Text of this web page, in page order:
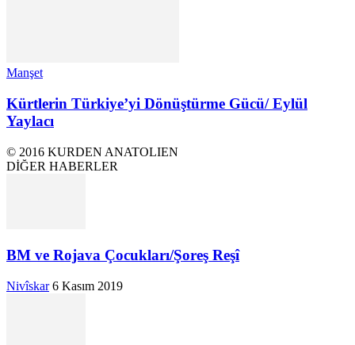
Manşet
Kürtlerin Türkiye’yi Dönüştürme Gücü/ Eylül
Yaylacı
© 2016 KURDEN ANATOLIEN
DİĞER HABERLER
BM ve Rojava Çocukları/Şoreş Reşî
Nivîskar 6 Kasım 2019